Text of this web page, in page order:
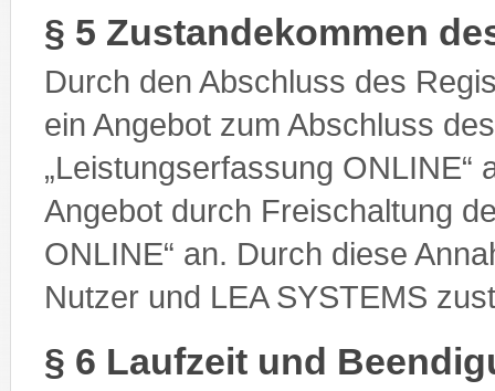
§ 5 Zustandekommen
Durch den Abschluss des
ein Angebot zum Abschluss
„Leistungserfassung ONLINE“
Angebot durch Freischaltung
ONLINE“ an. Durch diese
Nutzer und LEA SYSTEMS
§ 6 Laufzeit und